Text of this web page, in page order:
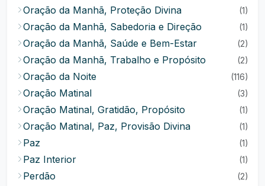
Oração da Manhã, Proteção Divina (1)
Oração da Manhã, Sabedoria e Direção (1)
Oração da Manhã, Saúde e Bem-Estar (2)
Oração da Manhã, Trabalho e Propósito (2)
Oração da Noite (116)
Oração Matinal (3)
Oração Matinal, Gratidão, Propósito (1)
Oração Matinal, Paz, Provisão Divina (1)
Paz (1)
Paz Interior (1)
Perdão (2)